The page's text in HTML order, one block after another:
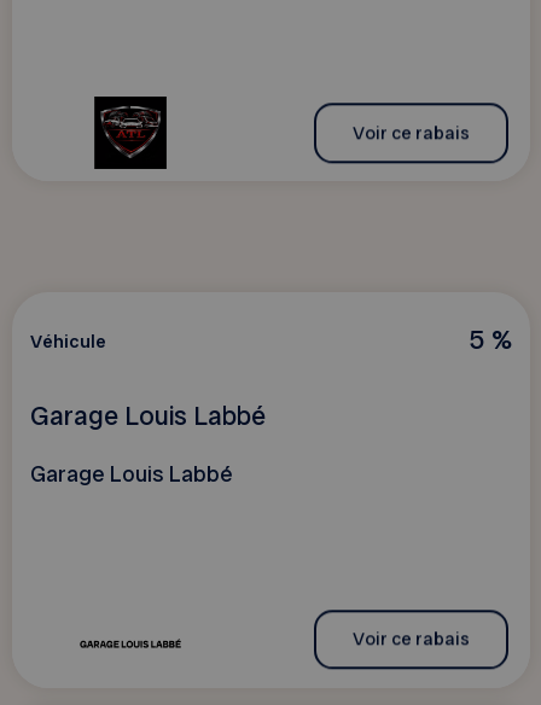
Voir ce rabais
5 %
Véhicule
Garage Louis Labbé
Garage Louis Labbé
Voir ce rabais